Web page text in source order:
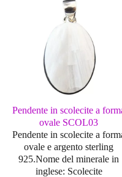
Pendente in scolecite a
ovale SCOL03
Pendente in scolecite a
ovale e argento sterling
925.Nome del minerale in
inglese: Scolecite